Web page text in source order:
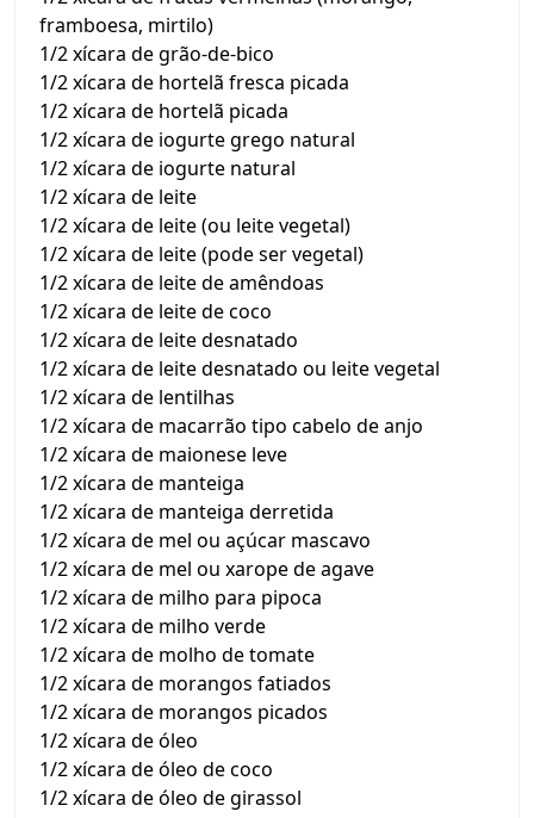
framboesa, mirtilo)
1/2 xícara de grão-de-bico
1/2 xícara de hortelã fresca picada
1/2 xícara de hortelã picada
1/2 xícara de iogurte grego natural
1/2 xícara de iogurte natural
1/2 xícara de leite
1/2 xícara de leite (ou leite vegetal)
1/2 xícara de leite (pode ser vegetal)
1/2 xícara de leite de amêndoas
1/2 xícara de leite de coco
1/2 xícara de leite desnatado
1/2 xícara de leite desnatado ou leite vegetal
1/2 xícara de lentilhas
1/2 xícara de macarrão tipo cabelo de anjo
1/2 xícara de maionese leve
1/2 xícara de manteiga
1/2 xícara de manteiga derretida
1/2 xícara de mel ou açúcar mascavo
1/2 xícara de mel ou xarope de agave
1/2 xícara de milho para pipoca
1/2 xícara de milho verde
1/2 xícara de molho de tomate
1/2 xícara de morangos fatiados
1/2 xícara de morangos picados
1/2 xícara de óleo
1/2 xícara de óleo de coco
1/2 xícara de óleo de girassol